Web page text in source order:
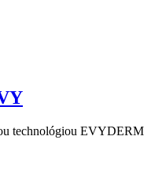
technológiou EVYDERM